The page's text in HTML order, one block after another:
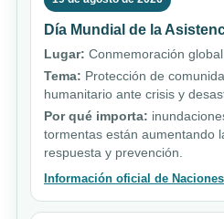
Día Mundial de la
Lugar: Conmemoración global.
Tema: Protección de
humanitario ante crisis y
Por qué importa:
tormentas están aumentando
respuesta y prevención.
Información oficial de